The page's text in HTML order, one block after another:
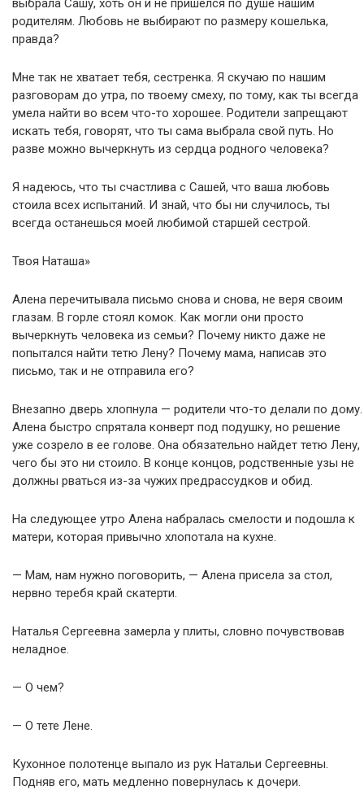
родителям. Любовь не выбирают по размеру кошелька,
правда?
Мне так не хватает тебя, сестренка. Я скучаю по нашим
разговорам до утра, по твоему смеху, по тому, как ты всегда
умела найти во всем что-то хорошее. Родители запрещают
искать тебя, говорят, что ты сама выбрала свой путь. Но
разве можно вычеркнуть из сердца родного человека?
Я надеюсь, что ты счастлива с Сашей, что ваша любовь
стоила всех испытаний. И знай, что бы ни случилось, ты
всегда останешься моей любимой старшей сестрой.
Твоя Наташа»
Алена перечитывала письмо снова и снова, не веря своим
глазам. В горле стоял комок. Как могли они просто
вычеркнуть человека из семьи? Почему никто даже не
попытался найти тетю Лену? Почему мама, написав это
письмо, так и не отправила его?
Внезапно дверь хлопнула — родители что-то делали по дому.
Алена быстро спрятала конверт под подушку, но решение
уже созрело в ее голове. Она обязательно найдет тетю Лену,
чего бы это ни стоило. В конце концов, родственные узы не
должны рваться из-за чужих предрассудков и обид.
На следующее утро Алена набралась смелости и подошла к
матери, которая привычно хлопотала на кухне.
— Мам, нам нужно поговорить, — Алена присела за стол,
нервно теребя край скатерти.
Наталья Сергеевна замерла у плиты, словно почувствовав
неладное.
— О чем?
— О тете Лене.
Кухонное полотенце выпало из рук Натальи Сергеевны.
Подняв его, мать медленно повернулась к дочери.